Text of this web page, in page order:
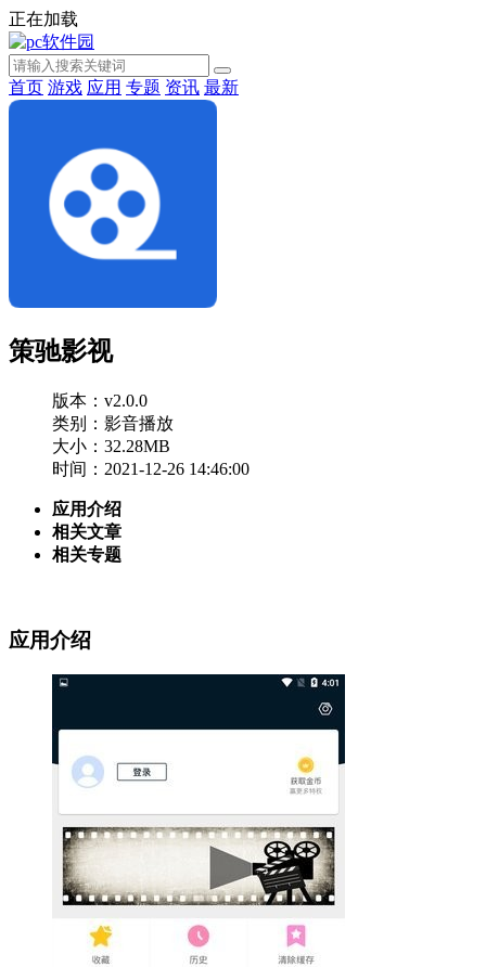
正在加载
首页 游戏 应用 专题 资讯 最新
策驰影视
版本：v2.0.0
类别：影音播放
大小：32.28MB
时间：2021-12-26 14:46:00
应用介绍
相关文章
相关专题
应用介绍